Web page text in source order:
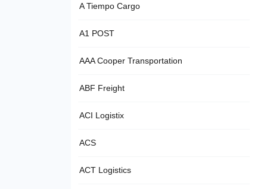
A Tiempo Cargo
A1 POST
AAA Cooper Transportation
ABF Freight
ACI Logistix
ACS
ACT Logistics